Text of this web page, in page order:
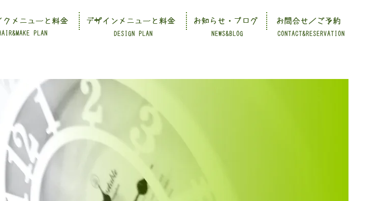
CONTACT&RESERVATION
PLAN DESIGN PLAN NEWS&BLOG
クメニューと料金 デザインメニューと料金 お知らせ・ブログ お問合せ／ご予約